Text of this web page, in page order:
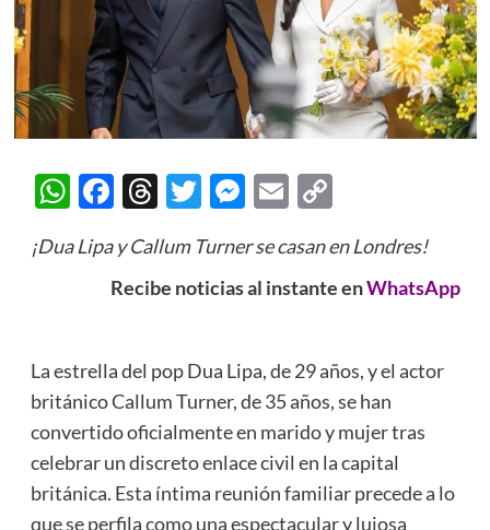
WhatsApp
Facebook
Threads
Twitter
Messenger
EmailCopy
¡Dua Lipa y Callum Turner se casan en Londres!
Recibe noticias al instante enWhatsApp
La estrella del pop Dua Lipa,de 29 años,y el actor
británico Callum Turner,de 35 años,se han
convertido oficialmente en marido y mujer tras
celebrar un discreto enlace civil en la capital
británica. Esta íntima reunión familiar precede a lo
que se perfila como una espectacular y lujosa